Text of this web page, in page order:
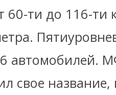
60-ти до 116-ти
автомобилей.
свое название,